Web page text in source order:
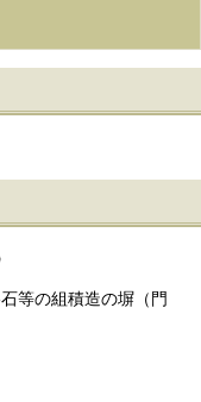
等の組積造の塀（門